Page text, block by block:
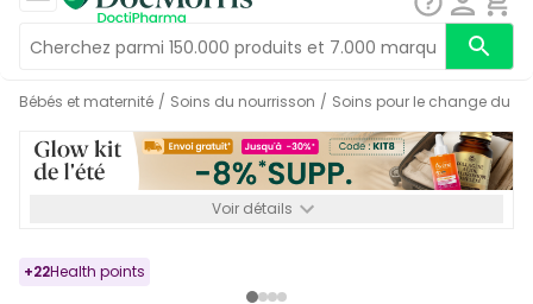
Bébés et maternité / Soins du nourrisson / Soins pour le change du
Voir détails
+22Health points